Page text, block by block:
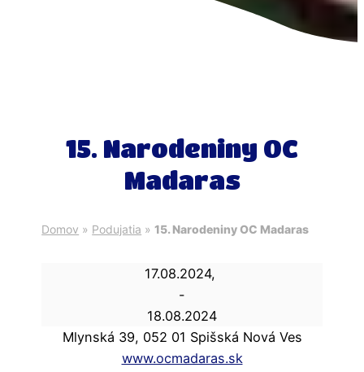
15. Narodeniny OC
Madaras
Domov » Podujatia »15. Narodeniny OC Madaras
17.08.2024,
-
18.08.2024
Mlynská 39, 052 01 Spišská Nová Ves
www.ocmadaras.sk